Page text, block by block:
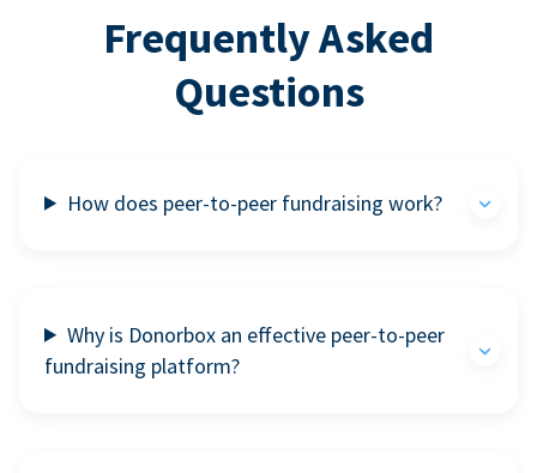
Frequently Asked
Questions
How does peer-to-peer fundraising work?
Why is Donorbox an effective peer-to-peer
fundraising platform?